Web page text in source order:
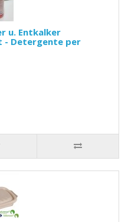
u. Entkalker
- Detergente per